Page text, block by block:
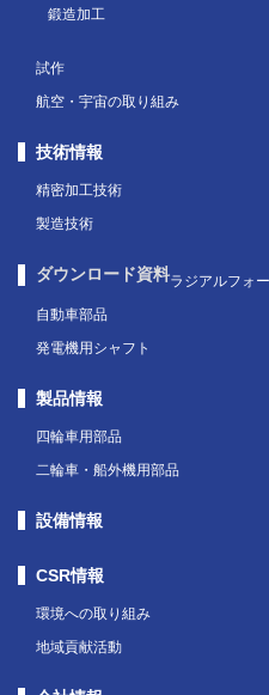
鍛造加工
試作
航空・宇宙の取り組み
技術情報
精密加工技術
製造技術
ダウンロード資料ラジアルフォ
自動車部品
発電機用シャフト
製品情報
四輪車用部品
二輪車・船外機用部品
設備情報
CSR情報
環境への取り組み
地域貢献活動